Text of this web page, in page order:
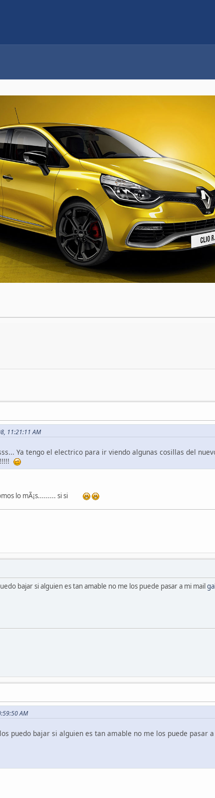
11:21:11 AM
Ya tengo el electrico para ir viendo algunas cosillas del
lo mÃ¡s......... si si
bajar si alguien es tan amable no me los puede pasar a mi mail
AM
puedo bajar si alguien es tan amable no me los puede pasar